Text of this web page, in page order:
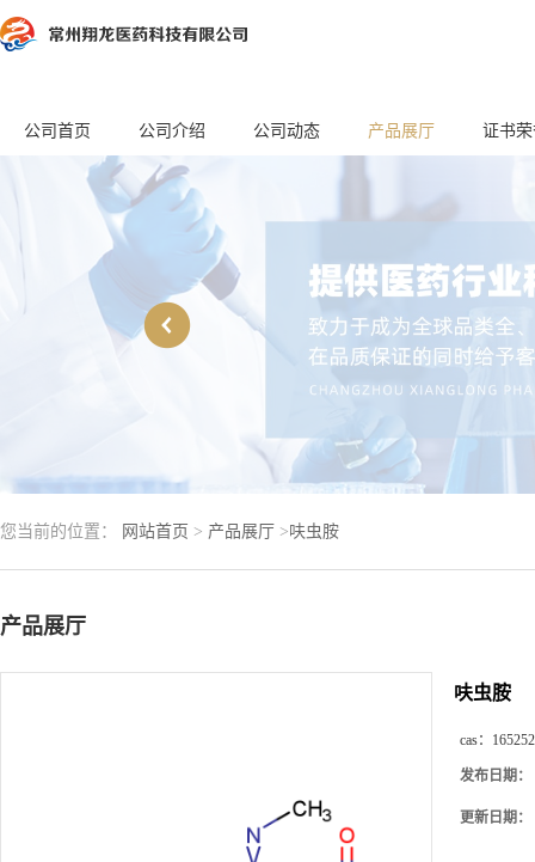
公司首页 公司介绍 公司动态 产品展厅 证书
您当前的位置： 网站首页 > 产品展厅 >呋虫胺
产品展厅
呋虫胺
cas：
发布日期：
更新日期：